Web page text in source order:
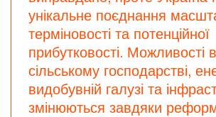
унікальне поєднання
терміновості та потенційної
прибутковості. Можливості в
сільському господарстві,
видобувній галузі та
змінюються завдяки